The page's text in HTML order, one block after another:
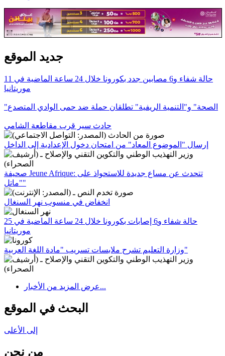
جديد الموقع
11 حالة شفاء و6 مصابين جدد بكورونا خلال 24 ساعة الماضية في
موريتانيا
"الصحة" و"التنمية الريفية" تطلقان حملة ضد حمى الوادي المتصدع
حادث سير قرب مقاطعة الشامي
إرسال "الموضوع المعاد" من امتحان دخول الإعدادية إلى الداخل
صحيفة Jeune Afrique: تتحدث عن مساع جديدة للاستحواذ على
"ماتل"
انخفاض في منسوب نهر السنغال
25 حالة شفاء و6 إصابات بكورونا خلال 24 ساعة الماضية في
موريتانيا
وزارة التعليم تشرح ملابسات تسريب "مادة اللغة العربية"
عرض المزيد من الأخبار...
البحث في الموقع
إلى الأعلى
من نحن